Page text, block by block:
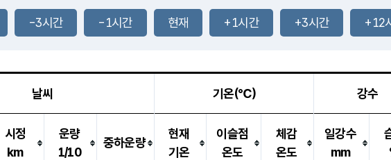
2.3m/s
34.6
℃
37.4℃
1.6m/s
-mm
-mm
-3시간 -1시간 현재 +1시간 +3시간 +12
날씨 기온(℃) 강수
시정
km
운량
1/10
중하운량
현재
기온
이슬점
온도
체감
온도
일강수
mm